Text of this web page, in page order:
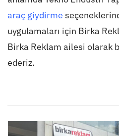
araç giydirme
uygulamaları için Birka
Birka Reklam ailesi olarak
ederiz.